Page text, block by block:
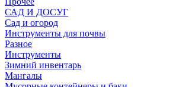
САД И ДОСУГ
Сад и огород
Инструменты для почвы
Разное
Инструменты
Зимний инвентарь
Мангалы